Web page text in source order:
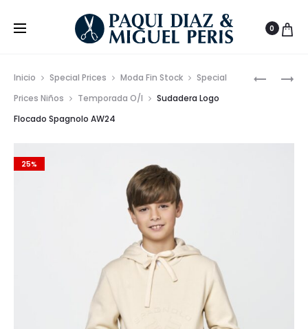
0
LOGO
JERSEY
Inicio Special Prices Moda Fin Stock
Special
Prices Niños
Temporada O/I
Sudadera Logo
Flocado Spagnolo AW24
25%